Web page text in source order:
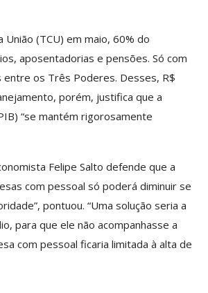
(TCU) em maio, 60% do
aposentadorias e pensões. Só com
os Três Poderes. Desses, R$
porém, justifica que a
“se mantém rigorosamente
Felipe Salto defende que a
com pessoal só poderá diminuir se
pontuou. “Uma solução seria a
para que ele não acompanhasse a
com pessoal ficaria limitada à alta de
Categoria Unida Em Torno Dos
Valores Fundantes Da Ação
Sindical
Comunicacao 29 jul, 2026